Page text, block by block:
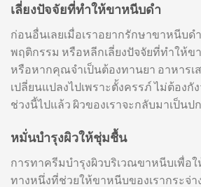
เลี่ยงปัจจัยที่ทำให้ขาหนีบดำ
ก่อนอื่นเลยเมื่อเราอยากรักษาขาหนีบด
พฤติกรรม หรือหลีกเลี่ยงปัจจัยที่ทำให้
หรือหากคุณจำเป็นต้องทานยา อาหาร
เปลี่ยนแปลงไปเพราะตั้งครรภ์ ไม่ต้องกั
ช่วงนี้ไปแล้ว ผิวของเราจะกลับมาเป็นป
หมั่นบำรุงผิวให้ชุ่มชื้น
การทาครีมบำรุงผิวบริเวณขาหนีบเพื่อ
ทางหนึ่งที่ช่วยให้ขาหนีบของเรากระจ่